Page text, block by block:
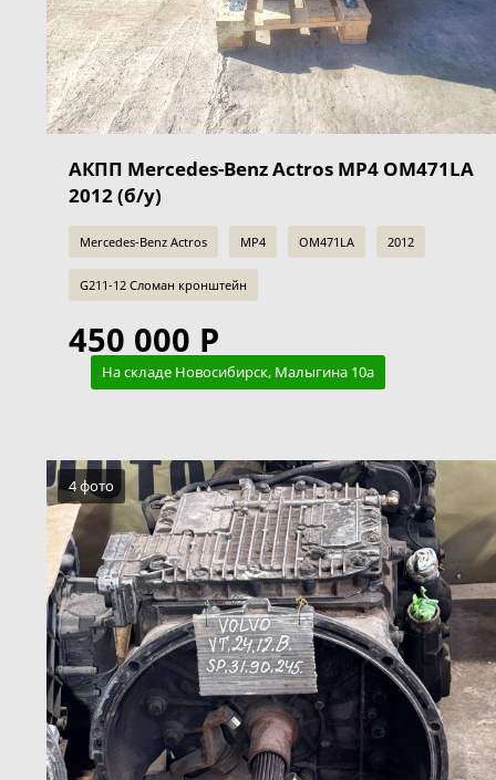
АКПП Mercedes-Benz Actros MP4 OM471LA
2012 (б/у)
Mercedes-Benz Actros MP4 OM471LA 2012
G211-12 Сломан кронштейн
450 000 Р
На складе Новосибирск, Малыгина 10а
4 фото